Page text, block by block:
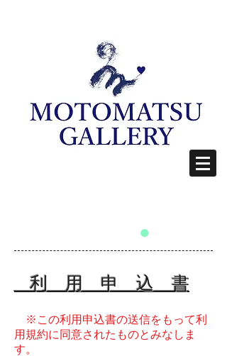
●
​利 用 申 込 書
※この利用申込書の送信をもって利
用規約に同意されたものとみなしま
す。